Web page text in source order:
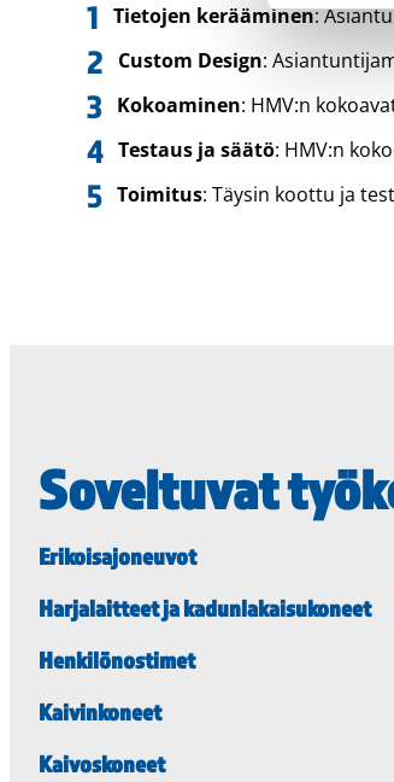
Tietojen kerääminen:
Custom Design:
Kokoaminen: HMV:n
Testaus ja säätö: HMV:n
Toimitus: Täysin koottu ja
Soveltuvat
Erikoisajoneuvot
Harjalaitteet ja kadunlakaisukoneet
Henkilönostimet
Kaivinkoneet
Kaivoskoneet